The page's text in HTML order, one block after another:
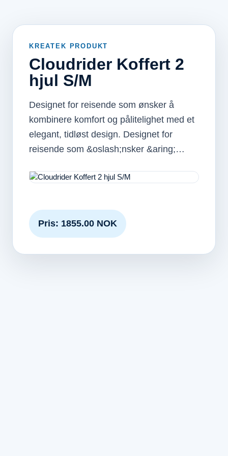
KREATEK PRODUKT
Cloudrider Koffert 2
hjul S/M
Designet for reisende som ønsker å
kombinere komfort og pålitelighet med et
elegant, tidløst design. Designet for
reisende som &oslash;nsker &aring;…
Pris: 1855.00 NOK